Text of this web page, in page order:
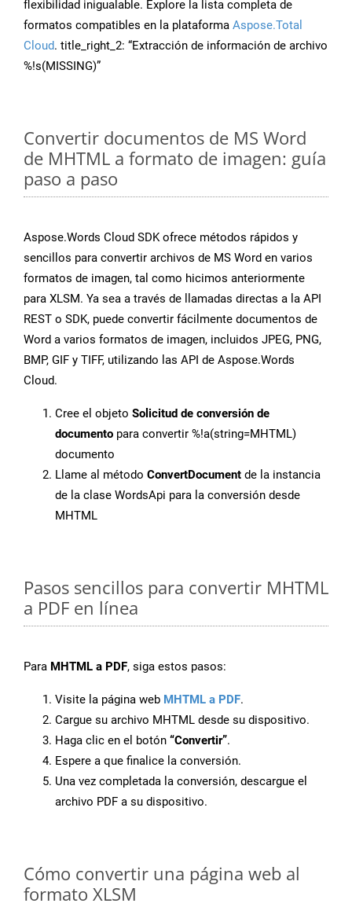
flexibilidad inigualable. Explore la lista completa de
formatos compatibles en la plataforma Aspose.Total
Cloud. title_right_2: “Extracción de información de archivo
%!s(MISSING)”
Convertir documentos de MS Word
de MHTML a formato de imagen: guía
paso a paso
Aspose.Words Cloud SDK ofrece métodos rápidos y
sencillos para convertir archivos de MS Word en varios
formatos de imagen, tal como hicimos anteriormente
para XLSM. Ya sea a través de llamadas directas a la API
REST o SDK, puede convertir fácilmente documentos de
Word a varios formatos de imagen, incluidos JPEG, PNG,
BMP, GIF y TIFF, utilizando las API de Aspose.Words
Cloud.
Cree el objeto Solicitud de conversión de
documento para convertir %!a(string=MHTML)
documento
Llame al método ConvertDocument de la instancia
de la clase WordsApi para la conversión desde
MHTML
Pasos sencillos para convertir MHTML
a PDF en línea
Para MHTML a PDF, siga estos pasos:
Visite la página web MHTML a PDF.
Cargue su archivo MHTML desde su dispositivo.
Haga clic en el botón “Convertir”.
Espere a que finalice la conversión.
Una vez completada la conversión, descargue el
archivo PDF a su dispositivo.
Cómo convertir una página web al
formato XLSM